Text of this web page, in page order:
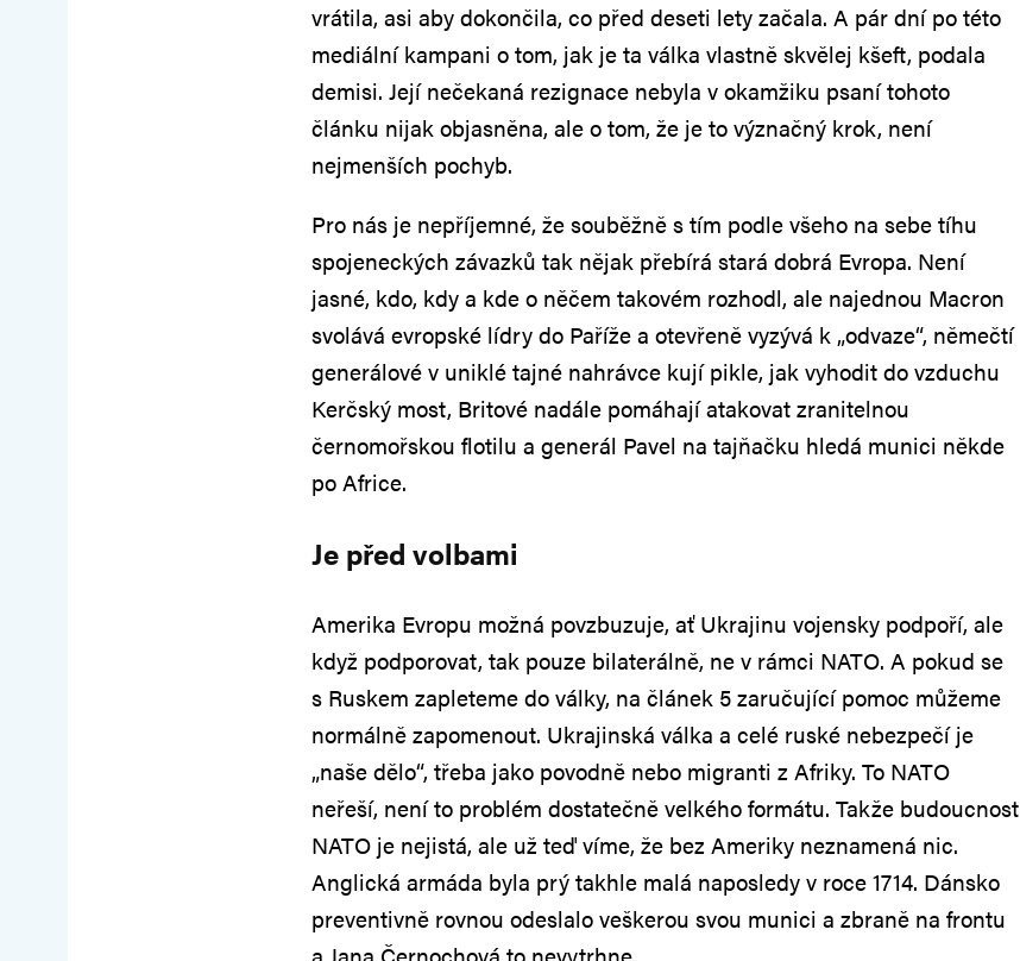
vrátila, asi aby dokončila, co před deseti lety začala. A pár dní po této
mediální kampani o tom, jak je ta válka vlastně skvělej kšeft, podala
demisi. Její nečekaná rezignace nebyla v okamžiku psaní tohoto
článku nijak objasněna, ale o tom, že je to význačný krok, není
nejmenších pochyb.
Pro nás je nepříjemné, že souběžně s tím podle všeho na sebe tíhu
spojeneckých závazků tak nějak přebírá stará dobrá Evropa. Není
jasné, kdo, kdy a kde o něčem takovém rozhodl, ale najednou Macron
svolává evropské lídry do Paříže a otevřeně vyzývá k „odvaze“, němečtí
generálové v uniklé tajné nahrávce kují pikle, jak vyhodit do vzduchu
Kerčský most, Britové nadále pomáhají atakovat zranitelnou
černomořskou flotilu a generál Pavel na tajňačku hledá munici někde
po Africe.
Je před volbami
Amerika Evropu možná povzbuzuje, ať Ukrajinu vojensky podpoří, ale
když podporovat, tak pouze bilaterálně, ne v rámci NATO. A pokud se
s Ruskem zapleteme do války, na článek 5 zaručující pomoc můžeme
normálně zapomenout. Ukrajinská válka a celé ruské nebezpečí je
„naše dělo“, třeba jako povodně nebo migranti z Afriky. To NATO
neřeší, není to problém dostatečně velkého formátu. Takže budoucnost
NATO je nejistá, ale už teď víme, že bez Ameriky neznamená nic.
Anglická armáda byla prý takhle malá naposledy v roce 1714. Dánsko
preventivně rovnou odeslalo veškerou svou munici a zbraně na frontu